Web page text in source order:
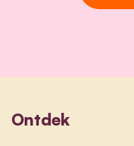
Ontdek